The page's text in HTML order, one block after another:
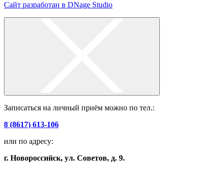
Сайт разработан в DNage Studio
Записаться на личный приём можно по тел.:
8 (8617) 613-106
или по адресу:
г. Новороссийск, ул. Советов, д. 9.